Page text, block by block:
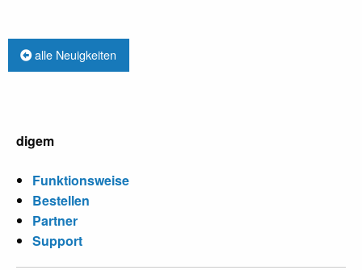
alle Neuigkeiten
digem
Funktionsweise
Bestellen
Partner
Support